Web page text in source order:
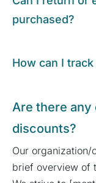
purchased?
How can I
Are there
discounts?
Our
brief overview of